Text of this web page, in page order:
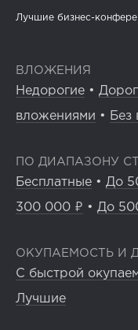
Лучшие бизнес-
ВЛОЖЕНИЯ
Недорогие •
вложениями • Без
ПО ДИАПАЗОНУ
Бесплатные • До
300 000 ₽ • До
ОКУПАЕМОСТЬ И
С быстрой
Лучшие